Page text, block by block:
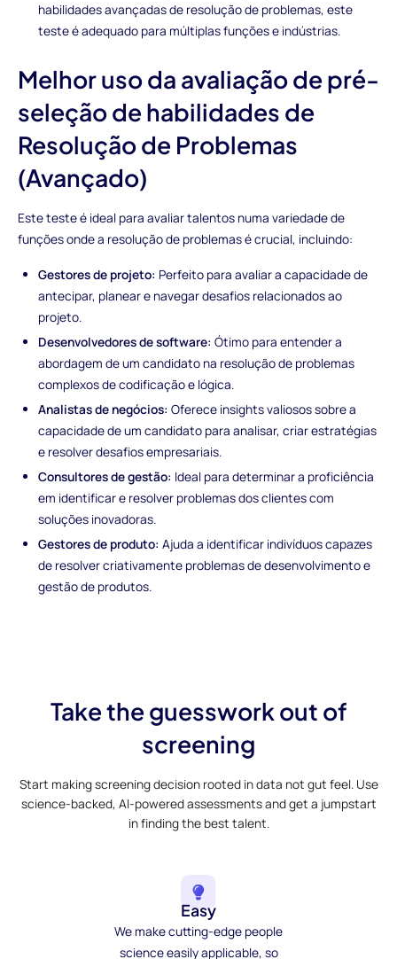
habilidades avançadas de resolução de problemas, este
teste é adequado para múltiplas funções e indústrias.
Melhor uso da avaliação de pré-
seleção de habilidades de
Resolução de Problemas
(Avançado)
Este teste é ideal para avaliar talentos numa variedade de
funções onde a resolução de problemas é crucial, incluindo:
Gestores de projeto: Perfeito para avaliar a capacidade de
antecipar, planear e navegar desafios relacionados ao
projeto.
Desenvolvedores de software: Ótimo para entender a
abordagem de um candidato na resolução de problemas
complexos de codificação e lógica.
Analistas de negócios: Oferece insights valiosos sobre a
capacidade de um candidato para analisar, criar estratégias
e resolver desafios empresariais.
Consultores de gestão: Ideal para determinar a proficiência
em identificar e resolver problemas dos clientes com
soluções inovadoras.
Gestores de produto: Ajuda a identificar indivíduos capazes
de resolver criativamente problemas de desenvolvimento e
gestão de produtos.
Take the guesswork out of
screening
Start making screening decision rooted in data not gut feel. Use
science-backed, AI-powered assessments and get a jumpstart
in finding the best talent.
Easy
We make cutting-edge people
science easily applicable, so